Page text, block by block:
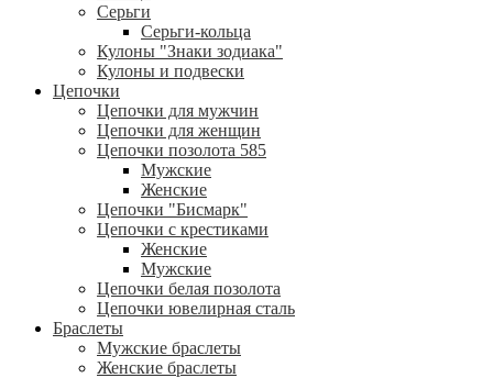
Серьги
Серьги-кольца
Кулоны "Знаки зодиака"
Кулоны и подвески
Цепочки
Цепочки для мужчин
Цепочки для женщин
Цепочки позолота 585
Мужские
Женские
Цепочки "Бисмарк"
Цепочки с крестиками
Женские
Мужские
Цепочки белая позолота
Цепочки ювелирная сталь
Браслеты
Мужские браслеты
Женские браслеты